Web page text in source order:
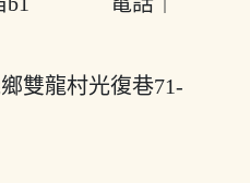
雙龍村光復巷71-